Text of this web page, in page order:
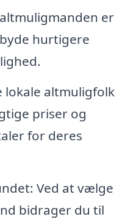
er
hurtigere
lokale altmuligfolk
priser og
for deres
Ved at vælge
bidrager du til